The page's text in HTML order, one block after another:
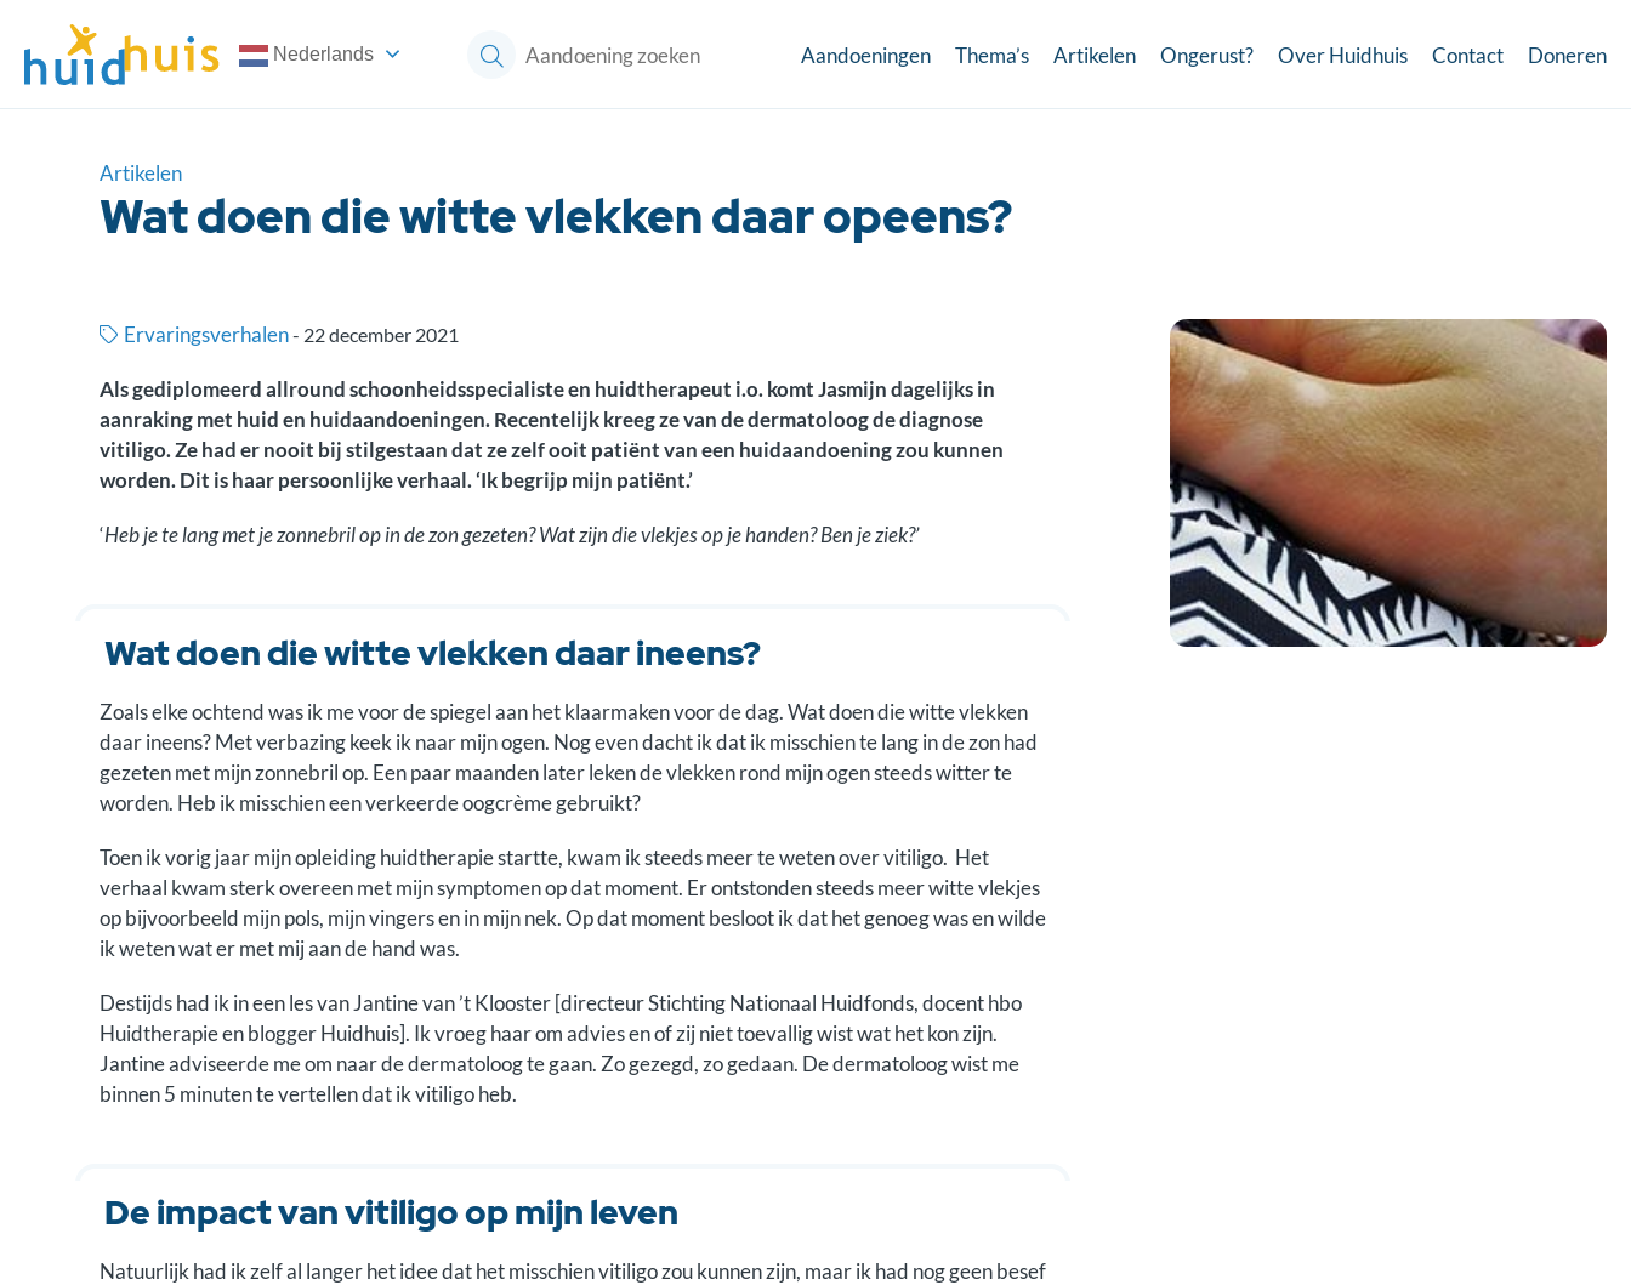
Nederlands Aandoeningen Thema’s Artikelen Ongerust? Over Huidhuis Contact Doneren
Artikelen
Wat doen die witte vlekken daar opeens?
Ervaringsverhalen- 22 december 2021
Als gediplomeerd allround schoonheidsspecialiste en huidtherapeut i.o. komt Jasmijn dagelijks in
aanraking met huid en huidaandoeningen. Recentelijk kreeg ze van de dermatoloog de diagnose
vitiligo. Ze had er nooit bij stilgestaan dat ze zelf ooit patiënt van een huidaandoening zou kunnen
worden. Dit is haar persoonlijke verhaal. ‘Ik begrijp mijn patiënt.’
‘Heb je te lang met je zonnebril op in de zon gezeten? Wat zijn die vlekjes op je handen? Ben je ziek?’
Wat doen die witte vlekken daar ineens?
Zoals elke ochtend was ik me voor de spiegel aan het klaarmaken voor de dag. Wat doen die witte vlekken
daar ineens? Met verbazing keek ik naar mijn ogen. Nog even dacht ik dat ik misschien te lang in de zon had
gezeten met mijn zonnebril op. Een paar maanden later leken de vlekken rond mijn ogen steeds witter te
worden. Heb ik misschien een verkeerde oogcrème gebruikt?
Toen ik vorig jaar mijn opleiding huidtherapie startte, kwam ik steeds meer te weten over vitiligo. Het
verhaal kwam sterk overeen met mijn symptomen op dat moment. Er ontstonden steeds meer witte vlekjes
op bijvoorbeeld mijn pols, mijn vingers en in mijn nek. Op dat moment besloot ik dat het genoeg was en wilde
ik weten wat er met mij aan de hand was.
Destijds had ik in een les van Jantine van ’t Klooster [directeur Stichting Nationaal Huidfonds, docent hbo
Huidtherapie en blogger Huidhuis]. Ik vroeg haar om advies en of zij niet toevallig wist wat het kon zijn.
Jantine adviseerde me om naar de dermatoloog te gaan. Zo gezegd, zo gedaan. De dermatoloog wist me
binnen 5 minuten te vertellen dat ik vitiligo heb.
De impact van vitiligo op mijn leven
Natuurlijk had ik zelf al langer het idee dat het misschien vitiligo zou kunnen zijn, maar ik had nog geen besef